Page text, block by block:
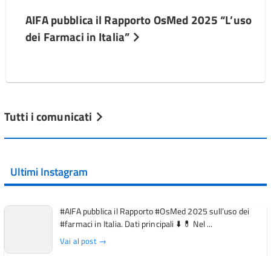
AIFA pubblica il Rapporto OsMed 2025 “L’uso
dei Farmaci in Italia”
Tutti i comunicati
Ultimi Instagram
#AIFA pubblica il Rapporto #OsMed 2025 sull’uso dei
#farmaci in Italia. Dati principali ⬇️ 💊 Nel ...
Vai al post →